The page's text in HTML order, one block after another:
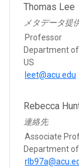
Thomas Lee
メタデータ提
Professor
Department
US
leet@acu.edu
Rebecca
連絡先
Associate
Department